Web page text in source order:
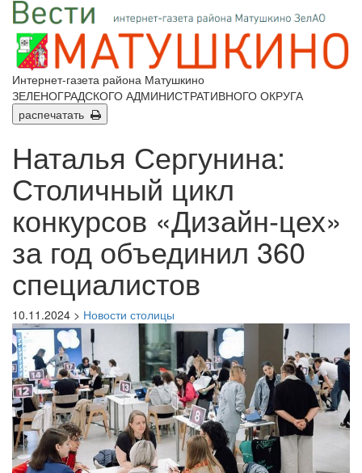
Интернет-газета района Матушкино
ЗЕЛЕНОГРАДСКОГО АДМИНИСТРАТИВНОГО ОКРУГА
распечатать
Наталья Сергунина:
Столичный цикл
конкурсов «Дизайн-цех»
за год объединил 360
специалистов
10.11.2024 > Новости столицы